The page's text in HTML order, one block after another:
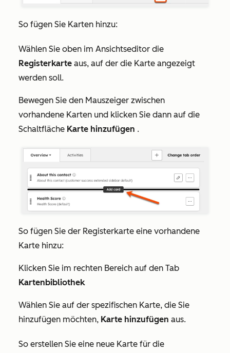
So fügen Sie Karten hinzu:
Wählen Sie oben im Ansichtseditor die
Registerkarte aus, auf der die Karte angezeigt
werden soll.
Bewegen Sie den Mauszeiger zwischen
vorhandene Karten und klicken Sie dann auf die
Schaltfläche Karte hinzufügen .
So fügen Sie der Registerkarte eine vorhandene
Karte hinzu:
Klicken Sie im rechten Bereich auf den Tab
Kartenbibliothek
Wählen Sie auf der spezifischen Karte, die Sie
hinzufügen möchten, Karte hinzufügen aus.
So erstellen Sie eine neue Karte für die